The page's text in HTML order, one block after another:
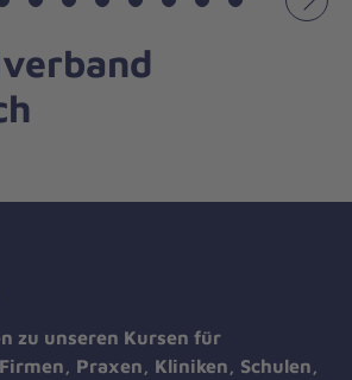
zu unseren Kursen für
Praxen, Kliniken, Schulen,